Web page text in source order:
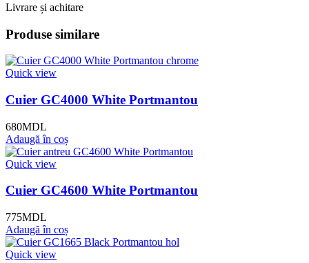
Livrare și achitare
Produse similare
Quick view
Cuier GC4000 White Portmantou
680MDL
Adaugă în coș
Quick view
Cuier GC4600 White Portmantou
775MDL
Adaugă în coș
Quick view